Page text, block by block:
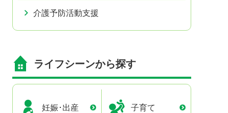
介護予防活動支援
ライフシーンから探す
妊娠･出産 子育て